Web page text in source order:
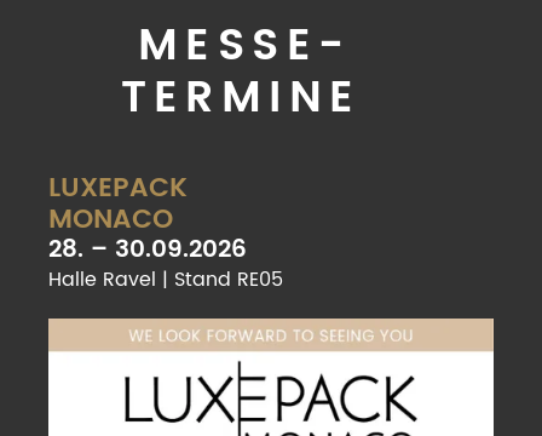
MESSE­
TERMINE
LUXEPACK
MONACO
28. – 30.09.2026
Halle Ravel | Stand RE05